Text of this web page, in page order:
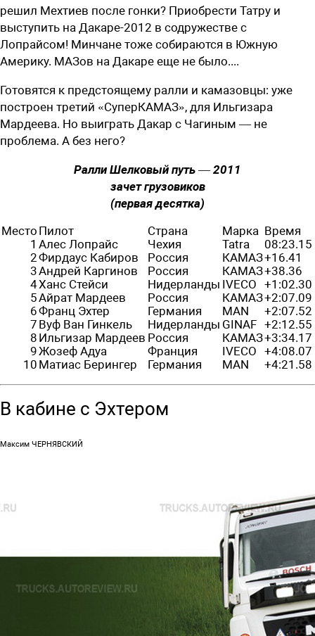
решил Мехтиев после гонки? Приобрести Татру и
выступить на Дакаре-2012 в содружестве с
Лопрайсом! Минчане тоже собираются в Южную
Америку. МАЗов на Дакаре еще не было....
Готовятся к предстоящему ралли и камазовцы: уже
построен третий «СуперКАМАЗ», для Ильгизара
Мардеева. Но выиграть Дакар с Чагиным — не
проблема. А без него?
Ралли Шелковый путь — 2011
зачет грузовиков
(первая десятка)
Место Пилот Страна Марка Время
1 Алес Лопрайс Чехия Tatra
08:23.15
2Фирдаус Кабиров Россия КАМАЗ+16.41
3Андрей Каргинов Россия КАМАЗ+38.36
4Ханс Стейси Нидерланды IVECO +1:02.30
5Айрат Мардеев Россия КАМАЗ+2:07.09
6Франц Эхтер Германия MAN
+2:07.52
7 Вуф Ван Гинкель Нидерланды GINAF +2:12.55
8 Ильгизар Мардеев Россия КАМАЗ+3:34.17
9Жозеф Адуа Франция IVECO +4:08.07
10 Матиас Берингер Германия MAN +4:21.58
В кабине с Эхтером
Максим ЧЕРНЯВСКИЙ